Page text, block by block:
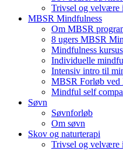
Trivsel og velvære
MBSR Mindfulness
Om MBSR
8 ugers MBSR
Mindfulness kursus
Individuelle
Intensiv intro til
MBSR Forløb
Mindful self
Søvn
Søvnforløb
Om søvn
Skov og naturterapi
Trivsel og velvære